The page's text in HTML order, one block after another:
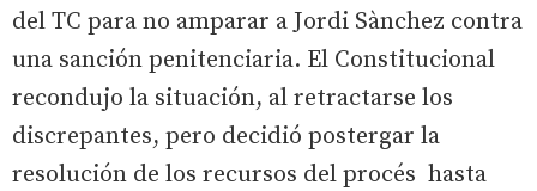
del TC para no amparar a Jordi Sànchez contra
una sanción penitenciaria. El Constitucional
recondujo la situación, al retractarse los
discrepantes, pero decidió postergar la
resolución de los recursos del procés hasta